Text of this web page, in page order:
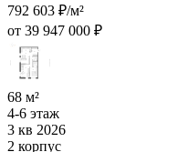
792 603 ₽/м²
от 39 947 000 ₽
68 м²
4-6 этаж
3 кв 2026
2 корпус